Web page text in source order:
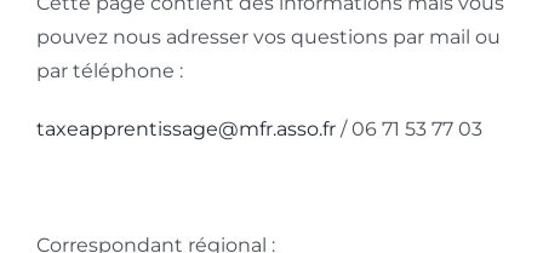
pouvez nous adresser vos questions par mail ou
par téléphone :
taxeapprentissage@mfr.asso.fr/ 06 71 53 77 03
Correspondant régional :